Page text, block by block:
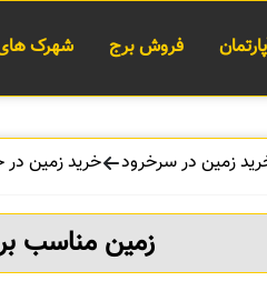
فروش برج شهرک های
زمین در سرخرود خرید زمین در
زمین مناسب